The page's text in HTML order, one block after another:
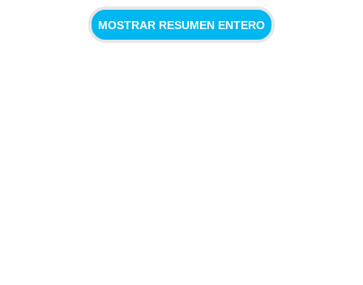
MOSTRAR RESUMEN ENTERO